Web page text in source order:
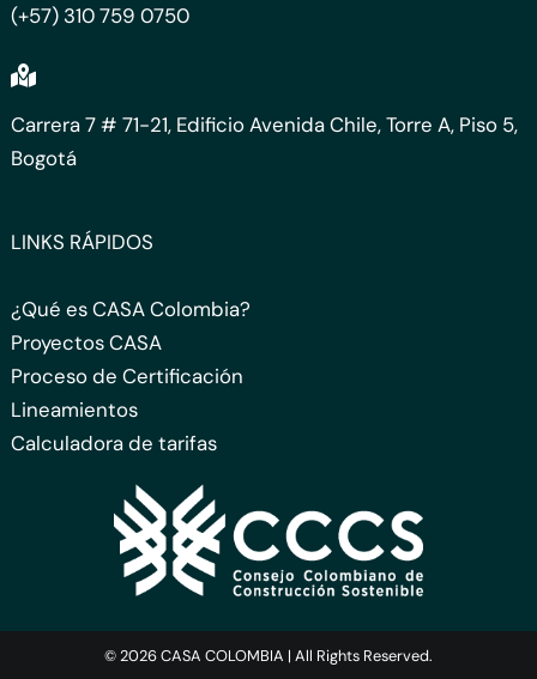
(+57) 310 759 0750
Carrera 7 # 71-21, Edificio Avenida Chile, Torre A, Piso 5,
Bogotá
LINKS RÁPIDOS
¿Qué es CASA Colombia?
Proyectos CASA
Proceso de Certificación
Lineamientos
Calculadora de tarifas
© 2026 CASA COLOMBIA | All Rights Reserved.